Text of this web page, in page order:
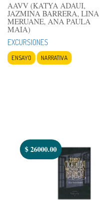
AAVV (KATYA ADAUI,
JAZMINA BARRERA, LINA
MERUANE, ANA PAULA
MAIA)
EXCURSIONES
ENSAYO NARRATIVA
$26000.00